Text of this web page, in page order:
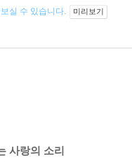
실 수 있습니다. 미리보기
사랑의 소리